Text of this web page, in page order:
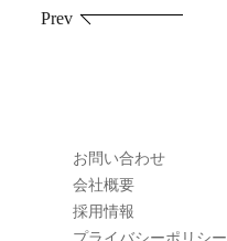
Prev
お問い合わせ
会社概要
採用情報